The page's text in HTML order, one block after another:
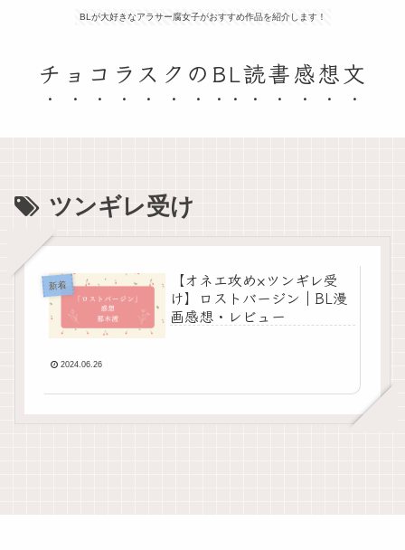
BLが大好きなアラサー腐女子がおすすめ作品を紹介します！
チョコラスクのBL読書感想文
ツンギレ受け
新着
【オネエ攻め×ツンギレ受
け】ロストバージン｜BL漫
画感想・レビュー
2024.06.26